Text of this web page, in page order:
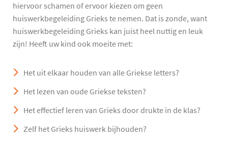
hiervoor schamen of ervoor kiezen om geen
huiswerkbegeleiding Grieks te nemen. Dat is zonde, want
huiswerkbegeleiding Grieks kan juist heel nuttig en leuk
zijn! Heeft uw kind ook moeite met:
Het uit elkaar houden van alle Griekse letters?
Het lezen van oude Griekse teksten?
Het effectief leren van Grieks door drukte in de klas?
Zelf het Grieks huiswerk bijhouden?